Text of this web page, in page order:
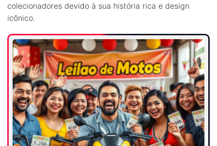
colecionadores devido à sua história rica e design
icônico.